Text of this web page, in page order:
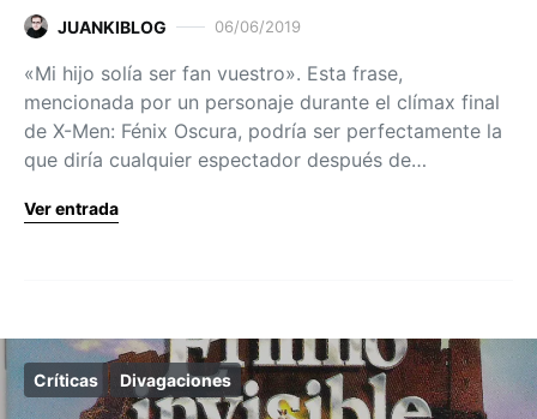
JUANKIBLOG 06/06/2019
«Mi hijo solía ser fan vuestro». Esta frase,
mencionada por un personaje durante el clímax final
de X-Men: Fénix Oscura, podría ser perfectamente la
que diría cualquier espectador después de…
Ver entrada
Críticas Divagaciones